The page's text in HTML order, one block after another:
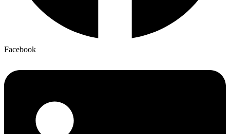
Facebook